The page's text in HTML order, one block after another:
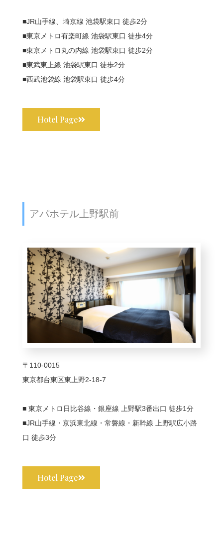
■JR山手線、埼京線 池袋駅東口 徒歩2分
■東京メトロ有楽町線 池袋駅東口 徒歩4分
■東京メトロ丸の内線 池袋駅東口 徒歩2分
■東武東上線 池袋駅東口 徒歩2分
■西武池袋線 池袋駅東口 徒歩4分
Hotel Page
アパホテル上野駅前
〒110-0015
東京都台東区東上野2-18-7
■ 東京メトロ日比谷線・銀座線 上野駅3番出口 徒歩1分
■JR山手線・京浜東北線・常磐線・新幹線 上野駅広小路
口 徒歩3分
Hotel Page